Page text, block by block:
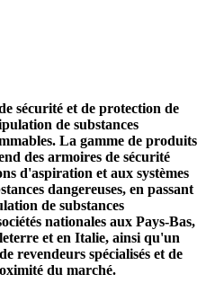
sécurité et de protection de
de substances
La gamme de produits
des armoires de sécurité
d'aspiration et aux systèmes
dangereuses, en passant
de substances
nationales aux Pays-Bas,
et en Italie, ainsi qu'un
revendeurs spécialisés et de
du marché.